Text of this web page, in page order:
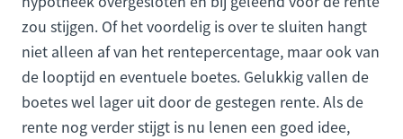
zou stijgen. Of het voordelig is over te sluiten hangt
niet alleen af van het rentepercentage, maar ook van
de looptijd en eventuele boetes. Gelukkig vallen de
boetes wel lager uit door de gestegen rente. Als de
rente nog verder stijgt is nu lenen een goed idee,